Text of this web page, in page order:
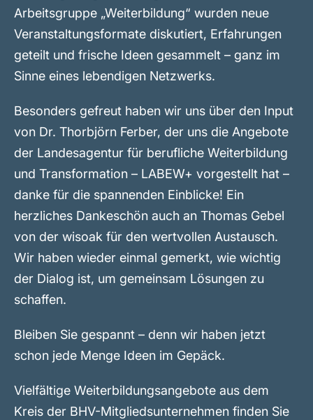
Arbeitsgruppe „Weiterbildung“ wurden neue
Veranstaltungsformate diskutiert, Erfahrungen
geteilt und frische Ideen gesammelt – ganz im
Sinne eines lebendigen Netzwerks.
Besonders gefreut haben wir uns über den Input
von Dr. Thorbjörn Ferber, der uns die Angebote
der Landesagentur für berufliche Weiterbildung
und Transformation – LABEW+ vorgestellt hat –
danke für die spannenden Einblicke! Ein
herzliches Dankeschön auch an Thomas Gebel
von der wisoak für den wertvollen Austausch.
Wir haben wieder einmal gemerkt, wie wichtig
der Dialog ist, um gemeinsam Lösungen zu
schaffen.
Bleiben Sie gespannt – denn wir haben jetzt
schon jede Menge Ideen im Gepäck.
Vielfältige Weiterbildungsangebote aus dem
Kreis der BHV-Mitgliedsunternehmen finden Sie